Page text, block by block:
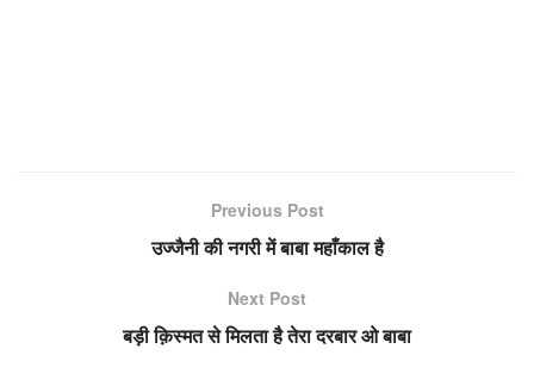
Previous Post
उज्जैनी की नगरी में बाबा महाँकाल है
Next Post
बड़ी क़िस्मत से मिलता है तेरा दरबार ओ बाबा